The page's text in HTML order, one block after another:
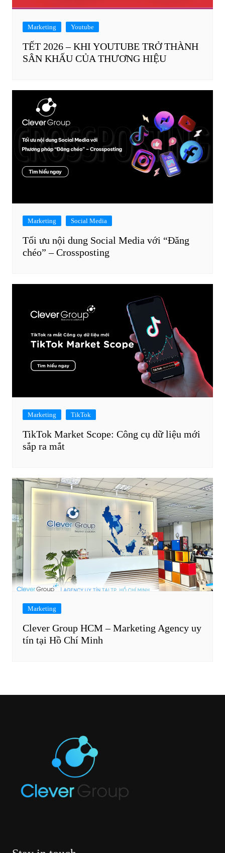
Marketing Youtube
TẾT 2026 – KHI YOUTUBE TRỞ THÀNH
SÂN KHẤU CỦA THƯƠNG HIỆU
Marketing Social Media
Tối ưu nội dung Social Media với “Đăng
chéo” – Crossposting
Marketing TikTok
TikTok Market Scope: Công cụ dữ liệu mới
sắp ra mắt
Marketing
Clever Group HCM – Marketing Agency uy
tín tại Hồ Chí Minh